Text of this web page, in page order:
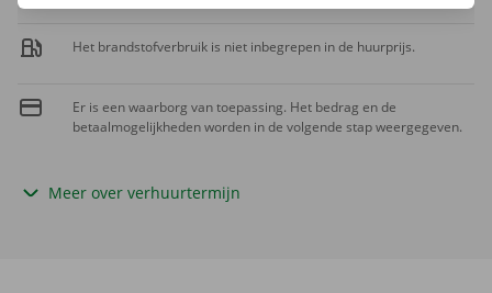
Het brandstofverbruik is niet inbegrepen in de huurprijs.
Er is een waarborg van toepassing. Het bedrag en de
betaalmogelijkheden worden in de volgende stap weergegeven.
Meer over verhuurtermijn